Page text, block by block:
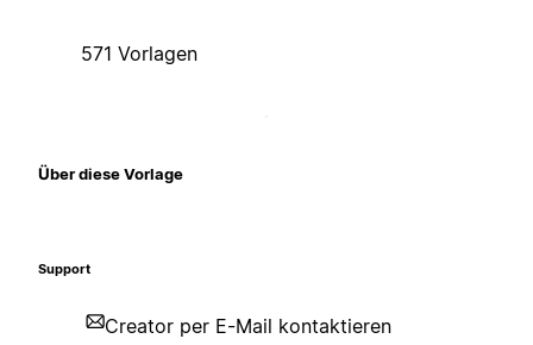
571 Vorlagen
Über diese Vorlage
Support
Creator per E-Mail kontaktieren